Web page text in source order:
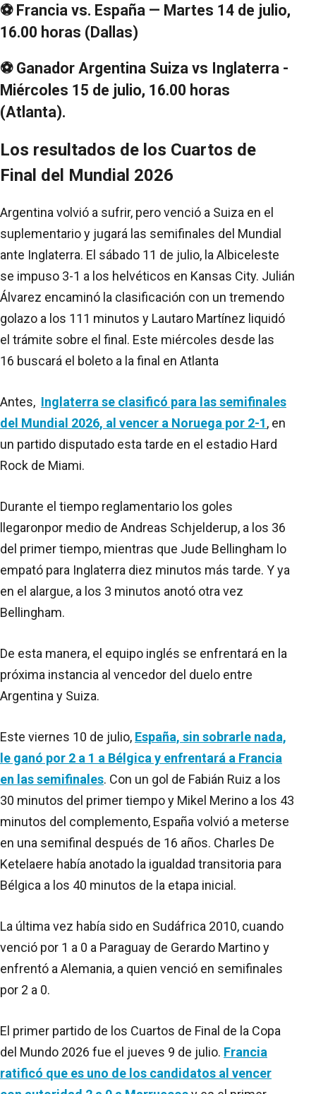
⚽ Francia vs. España — Martes 14 de julio,
16.00 horas (Dallas)
⚽ Ganador Argentina Suiza vs Inglaterra -
Miércoles 15 de julio, 16.00 horas
(Atlanta).
Los resultados de los Cuartos de
Final del Mundial 2026
Argentina volvió a sufrir, pero venció a Suiza en el
suplementario y jugará las semifinales del Mundial
ante Inglaterra. El sábado 11 de julio, la Albiceleste
se impuso 3-1 a los helvéticos en Kansas City. Julián
Álvarez encaminó la clasificación con un tremendo
golazo a los 111 minutos y Lautaro Martínez liquidó
el trámite sobre el final. Este miércoles desde las
16 buscará el boleto a la final en Atlanta
Antes, Inglaterra se clasificó para las semifinales
del Mundial 2026, al vencer a Noruega por 2-1, en
un partido disputado esta tarde en el estadio Hard
Rock de Miami.
Durante el tiempo reglamentario los goles
llegaronpor medio de Andreas Schjelderup, a los 36
del primer tiempo, mientras que Jude Bellingham lo
empató para Inglaterra diez minutos más tarde. Y ya
en el alargue, a los 3 minutos anotó otra vez
Bellingham.
De esta manera, el equipo inglés se enfrentará en la
próxima instancia al vencedor del duelo entre
Argentina y Suiza.
Este viernes 10 de julio, España, sin sobrarle nada,
le ganó por 2 a 1 a Bélgica y enfrentará a Francia
en las semifinales. Con un gol de Fabián Ruiz a los
30 minutos del primer tiempo y Mikel Merino a los 43
minutos del complemento, España volvió a meterse
en una semifinal después de 16 años. Charles De
Ketelaere había anotado la igualdad transitoria para
Bélgica a los 40 minutos de la etapa inicial.
La última vez había sido en Sudáfrica 2010, cuando
venció por 1 a 0 a Paraguay de Gerardo Martino y
enfrentó a Alemania, a quien venció en semifinales
por 2 a 0.
El primer partido de los Cuartos de Final de la Copa
del Mundo 2026 fue el jueves 9 de julio. Francia
ratificó que es uno de los candidatos al vencer